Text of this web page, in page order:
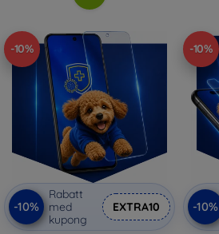
-10%
-10%
Rabatt
med
kupong
EXTRA10
-10%
-10%